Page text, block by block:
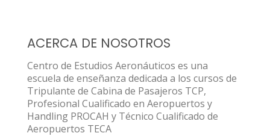
ACERCA DE NOSOTROS
Centro de Estudios Aeronáuticos es una
escuela de enseñanza dedicada a los cursos de
Tripulante de Cabina de Pasajeros TCP,
Profesional Cualificado en Aeropuertos y
Handling PROCAH y Técnico Cualificado de
Aeropuertos TECA